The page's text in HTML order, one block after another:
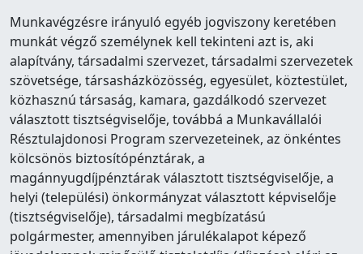
Munkavégzésre irányuló egyéb jogviszony keretében
munkát végző személynek kell tekinteni azt is, aki
alapítvány, társadalmi szervezet, társadalmi szervezetek
szövetsége, társasházközösség, egyesület, köztestület,
közhasznú társaság, kamara, gazdálkodó szervezet
választott tisztségviselője, továbbá a Munkavállalói
Résztulajdonosi Program szervezeteinek, az önkéntes
kölcsönös biztosítópénztárak, a
magánnyugdíjpénztárak választott tisztségviselője, a
helyi (települési) önkormányzat választott képviselője
(tisztségviselője), társadalmi megbízatású
polgármester, amennyiben járulékalapot képező